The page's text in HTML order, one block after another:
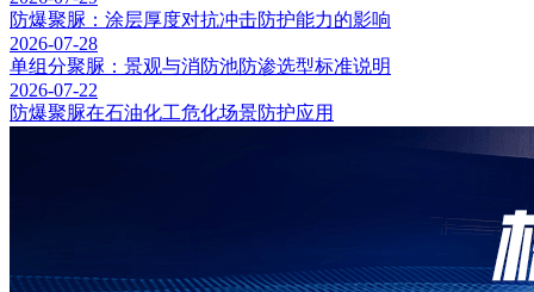
防爆聚脲：涂层厚度对抗冲击防护能力的影响
2026-07-28
单组分聚脲：景观与消防池防渗选型标准说明
2026-07-22
防爆聚脲在石油化工危化场景防护应用